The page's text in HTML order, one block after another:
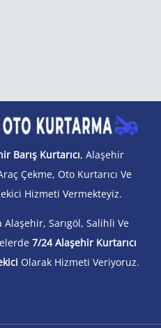
Barış Kurtarıcı, Alaşehir
Çekme, Oto Kurtarıcı Ve
Hizmeti Vermekteyiz.
Alaşehir, Sarıgöl, Salihli Ve
7/24 Alaşehir Kurtarıcı
Olarak Hizmeti Veriyoruz.